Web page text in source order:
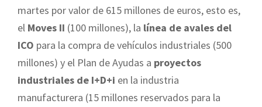
martes por valor de 615 millones de euros, esto es,
el Moves II (100 millones), la línea de avales del
ICO para la compra de vehículos industriales (500
millones) y el Plan de Ayudas a proyectos
industriales de I+D+i en la industria
manufacturera (15 millones reservados para la